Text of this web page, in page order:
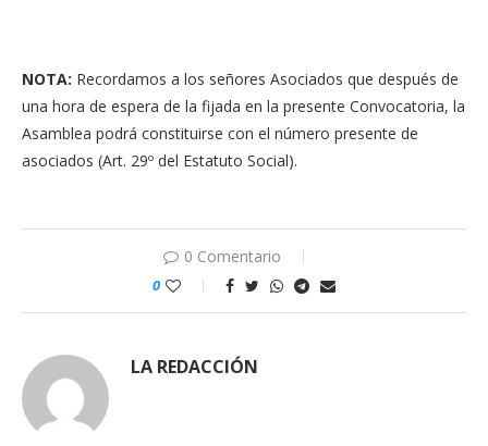
NOTA: Recordamos a los señores Asociados que después de
una hora de espera de la fijada en la presente Convocatoria, la
Asamblea podrá constituirse con el número presente de
asociados (Art. 29º del Estatuto Social).
0 Comentario
0
LA REDACCIÓN